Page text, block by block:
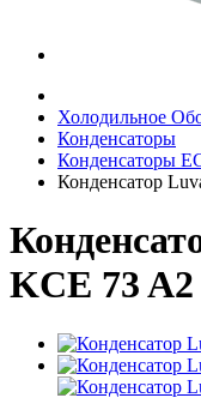
Холодильное
Конденсаторы
Конденсаторы
Конденсатор
KCE 73